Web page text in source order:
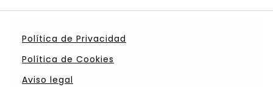
Política de Privacidad
Política de Cookies
Aviso legal